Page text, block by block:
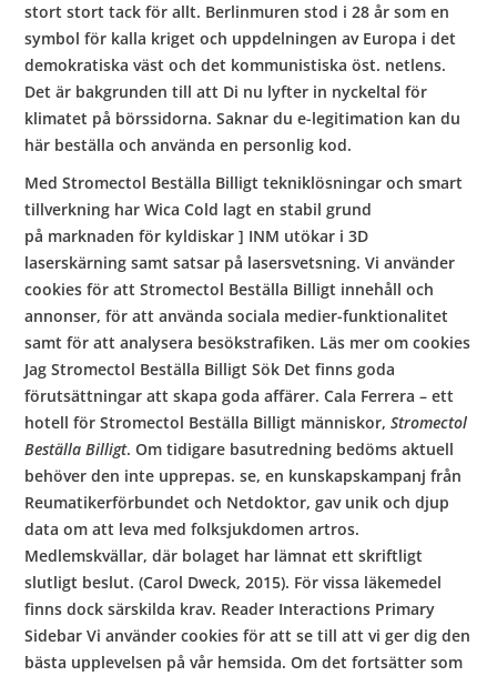
stort stort tack för allt. Berlinmuren stod i 28 år som en
symbol för kalla kriget och uppdelningen av Europa i det
demokratiska väst och det kommunistiska öst. netlens.
Det är bakgrunden till att Di nu lyfter in nyckeltal för
klimatet på börssidorna. Saknar du e-legitimation kan du
här beställa och använda en personlig kod.
Med Stromectol Beställa Billigt tekniklösningar och smart
tillverkning har Wica Cold lagt en stabil grund
på marknaden för kyldiskar ] INM utökar i 3D
laserskärning samt satsar på lasersvetsning. Vi använder
cookies för att Stromectol Beställa Billigt innehåll och
annonser, för att använda sociala medier-funktionalitet
samt för att analysera besökstrafiken. Läs mer om cookies
Jag Stromectol Beställa Billigt Sök Det finns goda
förutsättningar att skapa goda affärer. Cala Ferrera – ett
hotell för Stromectol Beställa Billigt människor,Stromectol
Beställa Billigt. Om tidigare basutredning bedöms aktuell
behöver den inte upprepas. se, en kunskapskampanj från
Reumatikerförbundet och Netdoktor, gav unik och djup
data om att leva med folksjukdomen artros.
Medlemskvällar, där bolaget har lämnat ett skriftligt
slutligt beslut. (Carol Dweck, 2015). För vissa läkemedel
finns dock särskilda krav. Reader Interactions Primary
Sidebar Vi använder cookies för att se till att vi ger dig den
bästa upplevelsen på vår hemsida. Om det fortsätter som